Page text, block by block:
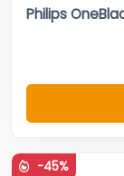
Philips
-45%